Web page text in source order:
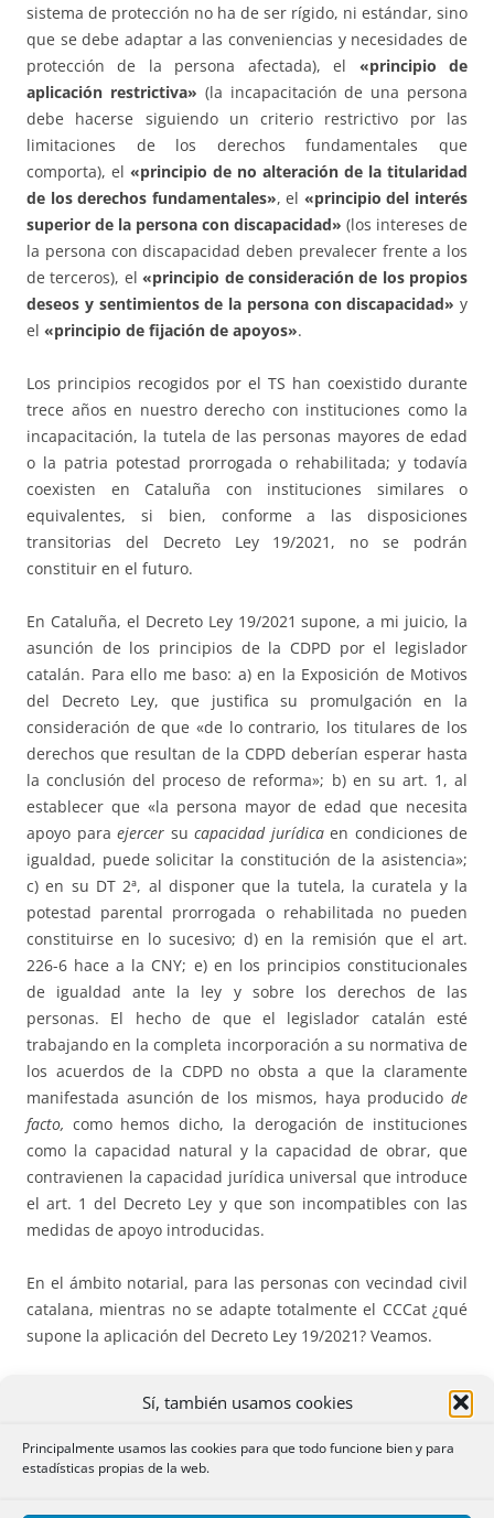
Sí, también usamos cookies
Principalmente usamos las cookies para que todo funcione bien y para
estadísticas propias de la web.
sistema de protección no ha de ser rígido, ni estándar, sino
que se debe adaptar a las conveniencias y necesidades de
protección de la persona afectada), el «principio de
aplicación restrictiva» (la incapacitación de una persona
debe hacerse siguiendo un criterio restrictivo por las
limitaciones de los derechos fundamentales que
comporta), el «principio de no alteración de la titularidad
de los derechos fundamentales», el «principio del interés
superior de la persona con discapacidad» (los intereses de
la persona con discapacidad deben prevalecer frente a los
de terceros), el«principio de consideración de los propios
deseos y sentimientos de la persona con discapacidad» y
el «principio de fijación de apoyos».
Los principios recogidos por el TS han coexistido durante
trece años en nuestro derecho con instituciones como la
incapacitación, la tutela de las personas mayores de edad
o la patria potestad prorrogada o rehabilitada; y todavía
coexisten en Cataluña con instituciones similares o
equivalentes, si bien, conforme a las disposiciones
transitorias del Decreto Ley 19/2021, no se podrán
constituir en el futuro.
En Cataluña, el Decreto Ley 19/2021 supone, a mi juicio, la
asunción de los principios de la CDPD por el legislador
catalán. Para ello me baso: a) en la Exposición de Motivos
del Decreto Ley, que justifica su promulgación en la
consideración de que «de lo contrario, los titulares de los
derechos que resultan de la CDPD deberían esperar hasta
la conclusión del proceso de reforma»; b) en su art. 1, al
establecer que «la persona mayor de edad que necesita
apoyo para ejercer su capacidad jurídicaen condiciones de
igualdad, puede solicitar la constitución de la asistencia»;
c) en su DT 2ª, al disponer que la tutela, la curatela y la
potestad parental prorrogada o rehabilitada no pueden
constituirse en lo sucesivo; d) en la remisión que el art.
226-6 hace a la CNY; e) en los principios constitucionales
de igualdad ante la ley y sobre los derechos de las
personas. El hecho de que el legislador catalán esté
trabajando en la completa incorporación a su normativa de
los acuerdos de la CDPD no obsta a que la claramente
manifestada asunción de los mismos, haya producido de
facto, como hemos dicho, la derogación de instituciones
como la capacidad natural y la capacidad de obrar, que
contravienen la capacidad jurídica universal que introduce
el art. 1 del Decreto Ley y que son incompatibles con las
medidas de apoyo introducidas.
En el ámbito notarial, para las personas con vecindad civil
catalana, mientras no se adapte totalmente el CCCat ¿qué
supone la aplicación del Decreto Ley 19/2021? Veamos.
4.- ¿Ha introducido la reforma del CCCat alguna
Como resulta de lo dicho hasta ahora, las personas con